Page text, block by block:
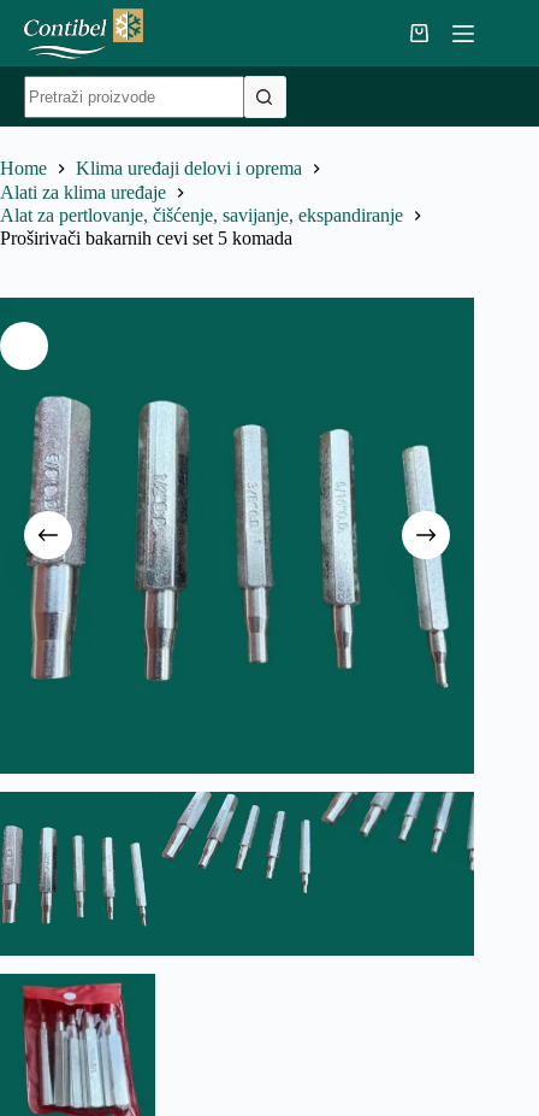
content
Shopping
cart
results
Home
Klima uređaji delovi i oprema
Alati za klima uređaje
Alat za pertlovanje, čišćenje, savijanje, ekspandiranje
Proširivači bakarnih cevi set 5 komada